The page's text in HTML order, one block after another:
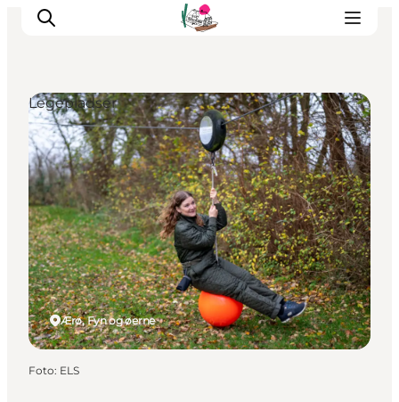
Oplevelser
Café & butik
Geopark Besøgscenter
Om Søbygaard
Det sker
Ærø, Fyn og øerne
Legepladser
Foto: ELS